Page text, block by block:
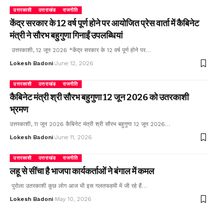
उत्तरकाशी उत्तराखंड राजनीति
केंद्र सरकार के 12 वर्ष पूर्ण होने पर आयोजित प्रेस वार्ता में कैबिनेट
मंत्री ने सौरभ बहुगुणा गिनाईं उपलब्धियां
उत्तरकाशी, 12 जून 2026 *केंद्र सरकार के 12 वर्ष पूर्ण होने पर…
Lokesh Badoni June 12, 2026
उत्तरकाशी उत्तराखंड राजनीति
कैबिनेट मंत्री श्री सौरभ बहुगुणा 12 जून 2026 को उतरकाशी
भ्रमण
उत्तरकाशी, 11 जून 2026 कैबिनेट मंत्री श्री सौरभ बहुगुणा 12 जून 2026…
Lokesh Badoni June 11, 2026
उत्तरकाशी उत्तराखंड राजनीति
लहू से सींचा है भाजपा कार्यकर्ताओं ने बंगाल में कमल
पुरोला उतरकाशी कुछ लोग आज भी इस गलतफहमी में जी रहे हैं…
Lokesh Badoni May 10, 2026